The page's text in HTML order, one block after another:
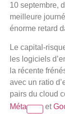
10 septembre,
meilleure
énorme retard
Le capital-
les logiciels
la récente
avec un ratio
pairs du cloud
Méta
et